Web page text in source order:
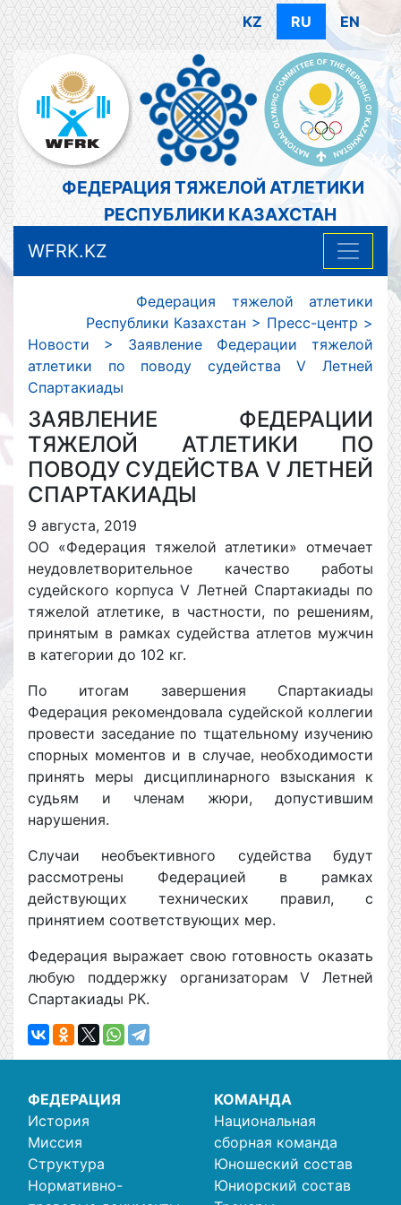
KZ RU EN
ФЕДЕРАЦИЯ ТЯЖЕЛОЙ АТЛЕТИКИ
РЕСПУБЛИКИ КАЗАХСТАН
WFRK.KZ
Федерация тяжелой атлетики
Республики Казахстан > Пресс-центр >
Новости > Заявление Федерации тяжелой
атлетики по поводу судейства V Летней
Спартакиады
ЗАЯВЛЕНИЕ ФЕДЕРАЦИИ
ТЯЖЕЛОЙ АТЛЕТИКИ ПО
ПОВОДУ СУДЕЙСТВА V ЛЕТНЕЙ
СПАРТАКИАДЫ
9 августа, 2019
ОО «Федерация тяжелой атлетики» отмечает
неудовлетворительное качество работы
судейского корпуса V Летней Спартакиады по
тяжелой атлетике, в частности, по решениям,
принятым в рамках судейства атлетов мужчин
в категории до 102 кг.
По итогам завершения Спартакиады
Федерация рекомендовала судейской коллегии
провести заседание по тщательному изучению
спорных моментов и в случае, необходимости
принять меры дисциплинарного взыскания к
судьям и членам жюри, допустившим
нарушения.
Случаи необъективного судейства будут
рассмотрены Федерацией в рамках
действующих технических правил, с
принятием соответствующих мер.
Федерация выражает свою готовность оказать
любую поддержку организаторам V Летней
Спартакиады РК.
ФЕДЕРАЦИЯ
История
Миссия
Структура
Нормативно-
КОМАНДА
Национальная
сборная команда
Юношеский состав
Юниорский состав